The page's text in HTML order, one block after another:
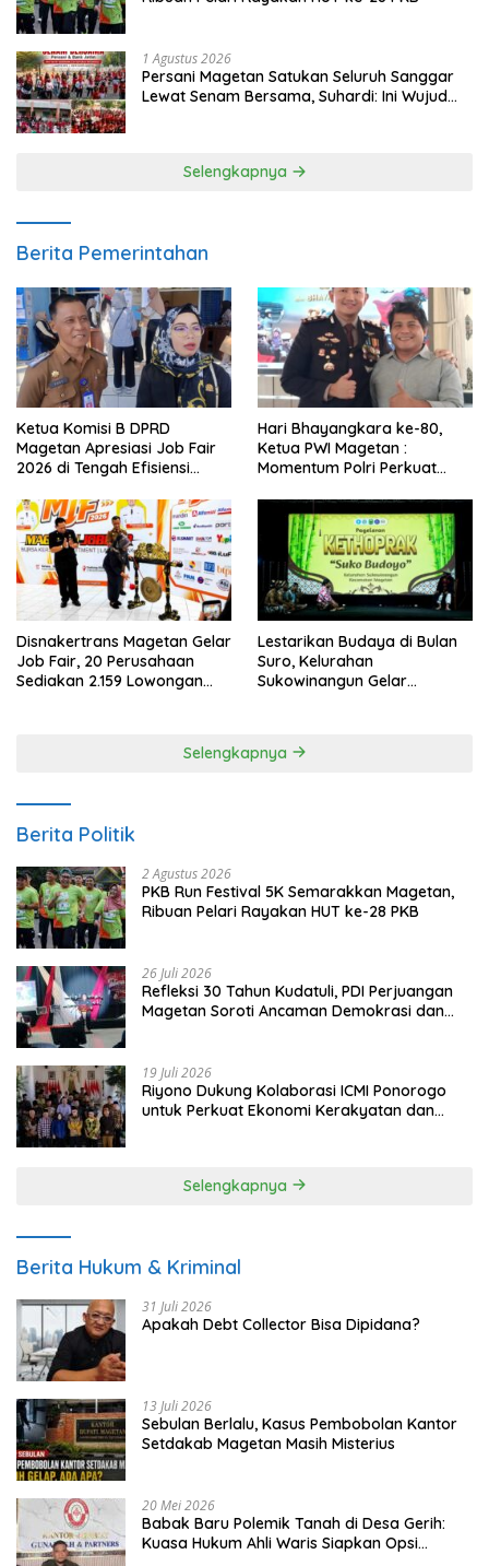
1 Agustus 2026
Persani Magetan Satukan Seluruh Sanggar
Lewat Senam Bersama, Suhardi: Ini Wujud
Selengkapnya
Berita Pemerintahan
Ketua Komisi B DPRD
Magetan Apresiasi Job Fair
2026 di Tengah Efisiensi
Hari Bhayangkara ke-80,
Ketua PWI Magetan :
Momentum Polri Perkuat
Disnakertrans Magetan Gelar
Job Fair, 20 Perusahaan
Sediakan 2.159 Lowongan
Lestarikan Budaya di Bulan
Suro, Kelurahan
Sukowinangun Gelar
Selengkapnya
Berita Politik
2 Agustus 2026
PKB Run Festival 5K Semarakkan Magetan,
Ribuan Pelari Rayakan HUT ke-28 PKB
26 Juli 2026
Refleksi 30 Tahun Kudatuli, PDI Perjuangan
Magetan Soroti Ancaman Demokrasi dan
19 Juli 2026
Riyono Dukung Kolaborasi ICMI Ponorogo
untuk Perkuat Ekonomi Kerakyatan dan
Selengkapnya
Berita Hukum & Kriminal
31 Juli 2026
Apakah Debt Collector Bisa Dipidana?
13 Juli 2026
Sebulan Berlalu, Kasus Pembobolan Kantor
Setdakab Magetan Masih Misterius
20 Mei 2026
Babak Baru Polemik Tanah di Desa Gerih:
Kuasa Hukum Ahli Waris Siapkan Opsi